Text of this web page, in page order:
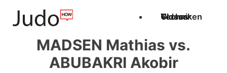
Techniken
Videos
Glossar
MADSEN Mathias vs.
ABUBAKRI Akobir